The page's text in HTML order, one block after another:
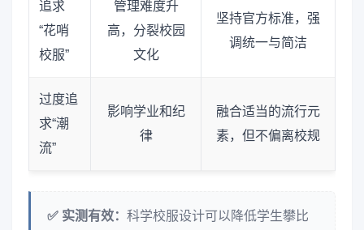
追求
“花哨
校服”
管理难度升
高，分裂校园
文化
坚持官方标准，强
调统一与简洁
过度追
求“潮
流”
影响学业和纪
律
融合适当的流行元
素，但不偏离校规
✅ 实测有效： 科学校服设计可以降低学生攀比